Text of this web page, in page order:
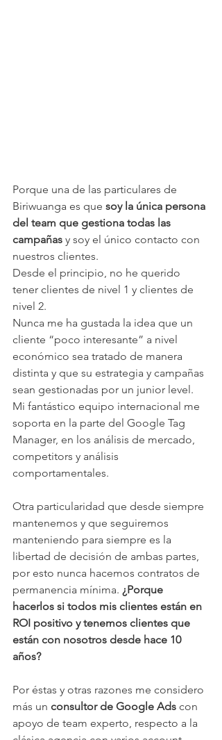
Porque una de las particulares de
Biriwuanga es que soy la única persona
del team que gestiona todas las
campañas y soy el único contacto con
nuestros clientes.
Desde el principio, no he querido
tener clientes de nivel 1 y clientes de
nivel 2.
Nunca me ha gustada la idea que un
cliente “poco interesante” a nivel
económico sea tratado de manera
distinta y que su estrategia y campañas
sean gestionadas por un junior level.
Mi fantástico equipo internacional me
soporta en la parte del Google Tag
Manager, en los análisis de mercado,
competitors y análisis
comportamentales.
Otra particularidad que desde siempre
mantenemos y que seguiremos
manteniendo para siempre es la
libertad de decisión de ambas partes,
por esto nunca hacemos contratos de
permanencia mínima. ¿Porque
hacerlos si todos mis clientes están en
ROI positivo y tenemos clientes que
están con nosotros desde hace 10
años?
Por éstas y otras razones me considero
más un consultor de Google Ads con
apoyo de team experto, respecto a la